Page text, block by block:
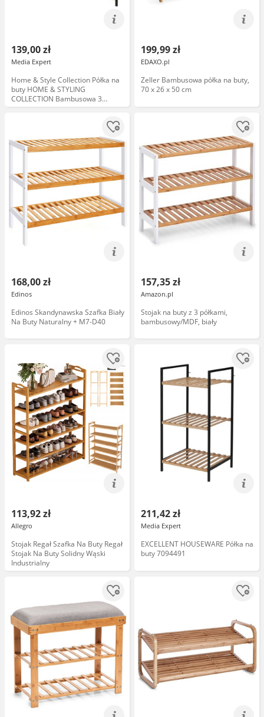
139,00 zł
Media Expert
Home & Style Collection Półka na
buty HOME & STYLING
COLLECTION Bambusowa 3
poziomy
199,99 zł
EDAXO.pl
Zeller Bambusowa półka na buty,
70 x 26 x 50 cm
168,00 zł
Edinos
Edinos Skandynawska Szafka Biały
Na Buty Naturalny + M7-D40
157,35 zł
Amazon.pl
Stojak na buty z 3 półkami,
bambusowy/MDF, biały
113,92 zł
Allegro
Stojak Regał Szafka Na Buty Regał
Stojak Na Buty Solidny Wąski
Industrialny
211,42 zł
Media Expert
EXCELLENT HOUSEWARE Półka na
buty 7094491